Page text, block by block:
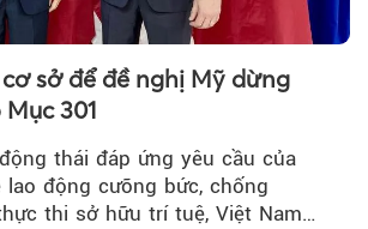
sở để đề nghị Mỹ dừng
301
thái đáp ứng yêu cầu của
lao động cưỡng bức, chống
thi sở hữu trí tuệ, Việt Nam